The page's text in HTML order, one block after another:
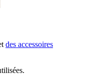
des accessoires